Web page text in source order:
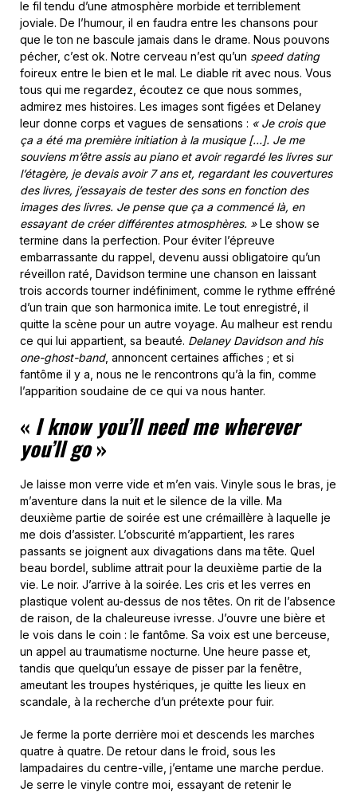
le fil tendu d’une atmosphère morbide et terriblement
joviale. De l’humour, il en faudra entre les chansons pour
que le ton ne bascule jamais dans le drame. Nous pouvons
pécher, c’est ok. Notre cerveau n’est qu’un speed dating
foireux entre le bien et le mal. Le diable rit avec nous. Vous
tous qui me regardez, écoutez ce que nous sommes,
admirez mes histoires. Les images sont figées et Delaney
leur donne corps et vagues de sensations : « Je crois que
ça a été ma première initiation à la musique […]. Je me
souviens m’être assis au piano et avoir regardé les livres sur
l’étagère, je devais avoir 7 ans et, regardant les couvertures
des livres, j’essayais de tester des sons en fonction des
images des livres. Je pense que ça a commencé là, en
essayant de créer différentes atmosphères. »Le show se
termine dans la perfection. Pour éviter l’épreuve
embarrassante du rappel, devenu aussi obligatoire qu’un
réveillon raté, Davidson termine une chanson en laissant
trois accords tourner indéfiniment, comme le rythme effréné
d’un train que son harmonica imite. Le tout enregistré, il
quitte la scène pour un autre voyage. Au malheur est rendu
ce qui lui appartient, sa beauté. Delaney Davidson and his
one-ghost-band, annoncent certaines affiches ; et si
fantôme il y a, nous ne le rencontrons qu’à la fin, comme
l’apparition soudaine de ce qui va nous hanter.
« I know you’ll need me wherever
you’ll go»
Je laisse mon verre vide et m’en vais. Vinyle sous le bras, je
m’aventure dans la nuit et le silence de la ville. Ma
deuxième partie de soirée est une crémaillère à laquelle je
me dois d’assister. L’obscurité m’appartient, les rares
passants se joignent aux divagations dans ma tête. Quel
beau bordel, sublime attrait pour la deuxième partie de la
vie. Le noir. J’arrive à la soirée. Les cris et les verres en
plastique volent au-dessus de nos têtes. On rit de l’absence
de raison, de la chaleureuse ivresse. J’ouvre une bière et
le vois dans le coin : le fantôme. Sa voix est une berceuse,
un appel au traumatisme nocturne. Une heure passe et,
tandis que quelqu’un essaye de pisser par la fenêtre,
ameutant les troupes hystériques, je quitte les lieux en
scandale, à la recherche d’un prétexte pour fuir.
Je ferme la porte derrière moi et descends les marches
quatre à quatre. De retour dans le froid, sous les
lampadaires du centre-ville, j’entame une marche perdue.
Je serre le vinyle contre moi, essayant de retenir le